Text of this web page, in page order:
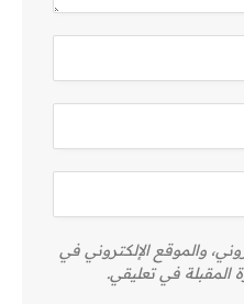
والموقع الإلكتروني في
المقبلة في تعليقي.